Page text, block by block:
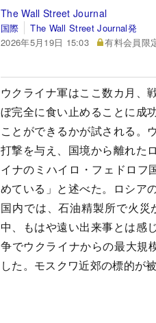
The Wall Street Journal
国際
The Wall Street Journal発
2026年5月19日 15:03
有料会員限
ウクライナ軍はここ数カ月、
ぼ完全に食い止めることに成
ことができるかが試される。
打撃を与え、国境から離れた
イナのミハイロ・フェドロフ
めている」と述べた。ロシア
国内では、石油精製所で火
中、もはや遠い出来事とは感
争でウクライナからの最大規
した。モスクワ近郊の標的が